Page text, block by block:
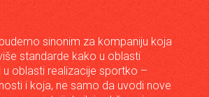
sinonim za kompaniju koja
standarde kako u oblasti
oblasti realizacije sportko –
i koja, ne samo da uvodi nove